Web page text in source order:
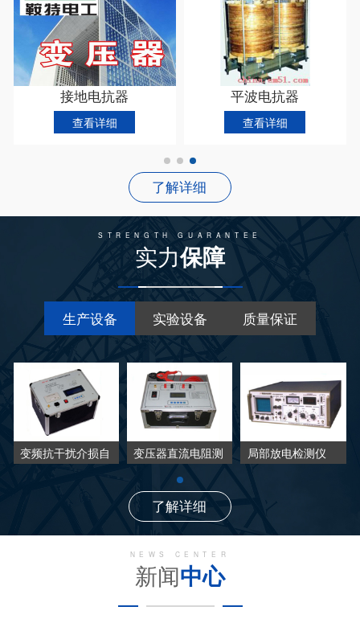
接地电抗器
查看详细
平波电抗器
查看详细
了解详细
STRENGTH GUARANTEE
实力保障
生产设备 实验设备 质量保证
变频抗干扰介损自
变压器直流电阻测
局部放电检测仪
了解详细
NEWS CENTER
新闻中心